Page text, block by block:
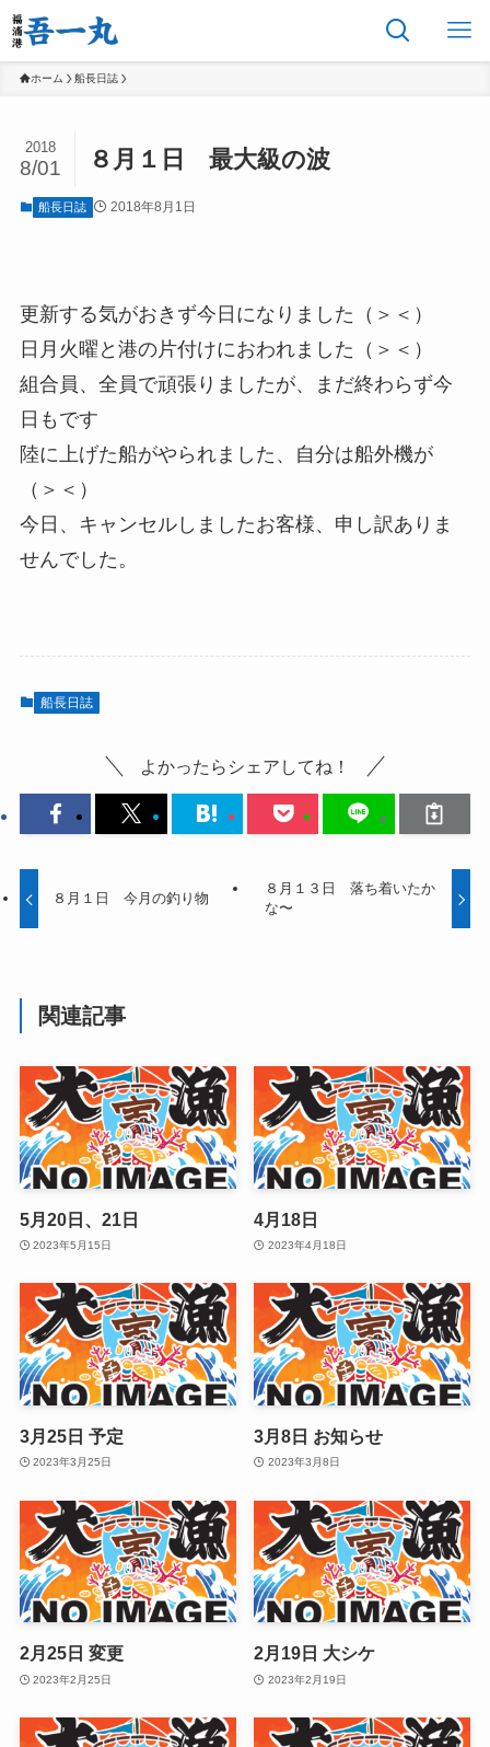
ホーム 船長日誌
８月１日 最大級の波
2018
8/01
船長日誌 2018年8月1日
更新する気がおきず今日になりました（＞＜）
日月火曜と港の片付けにおわれました（＞＜）
組合員、全員で頑張りましたが、まだ終わらず今
日もです
陸に上げた船がやられました、自分は船外機が
（＞＜）
今日、キャンセルしましたお客様、申し訳ありま
せんでした。
船長日誌
よかったらシェアしてね！
８月１日 今月の釣り物
８月１３日 落ち着いたか
な〜
関連記事
5月20日、21日
2023年5月15日
4月18日
2023年4月18日
3月25日 予定
2023年3月25日
3月8日 お知らせ
2023年3月8日
2月25日 変更
2023年2月25日
2月19日 大シケ
2023年2月19日